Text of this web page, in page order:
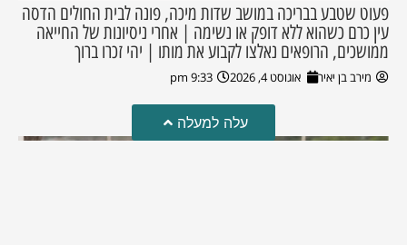
פעוט שטבע בבריכה במושב שדות מיכה, פונה לבית החולים הדסה
עין כרם כשהוא ללא דופק או נשימה | אחרי ניסיונות של החייאה
ממושכים, הרופאים נאלצו לקבוע את מותו | יהי זכרו ברוך
מירב בן יאיר אוגוסט 4, 2026 9:33 pm
עלה למעלה